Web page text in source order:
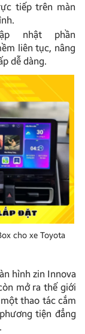
tiếp trên màn
nhật phần
liên tục, nâng
dễ dàng.
cho xe Toyota
hình zin Innova
mở ra thế giới
thao tác cắm
tiện đẳng